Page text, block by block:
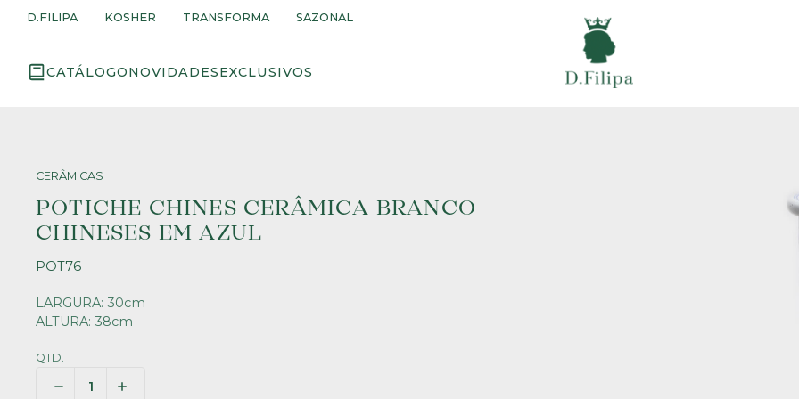
D.FILIPA KOSHER TRANSFORMA SAZONAL
CATÁLOGONOVIDADESEXCLUSIVOS
CERÂMICAS
POTICHE CHINES CERÂMICA BRANCO
CHINESES EM AZUL
POT76
LARGURA: 30cm
ALTURA: 38cm
QTD.